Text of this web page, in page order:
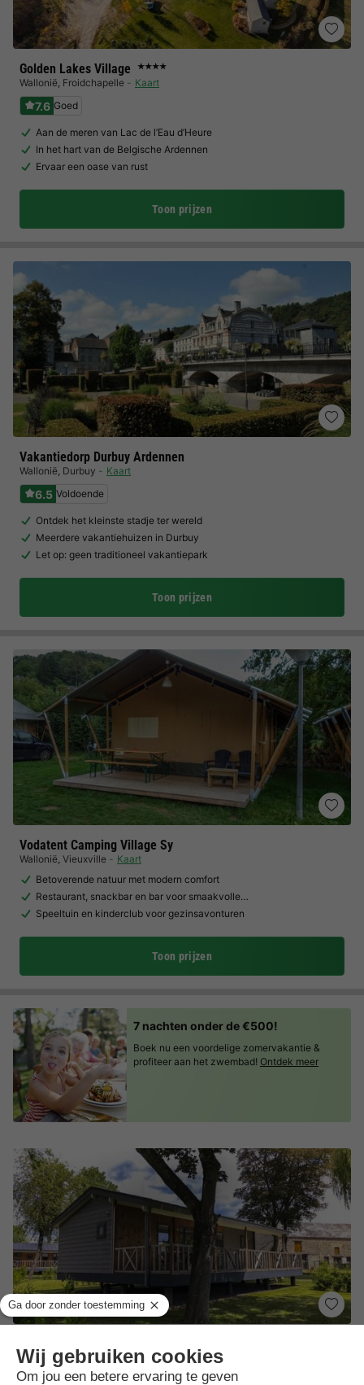
Golden Lakes Village ★★★★
Wallonië, Froidchapelle Kaart
7.6 Goed
Aan de meren van Lac de l’Eau d’Heure
In het hart van de Belgische Ardennen
Ervaar een oase van rust
Toon prijzen
Vakantiedorp Durbuy Ardennen
Wallonië, Durbuy Kaart
6.5 Voldoende
Ontdek het kleinste stadje ter wereld
Meerdere vakantiehuizen in Durbuy
Let op: geen traditioneel vakantiepark
Toon prijzen
Vodatent Camping Village Sy
Wallonië, Vieuxville
Kaart
Betoverende natuur met modern comfort
Restaurant, snackbar en bar voor smaakvolle…
Speeltuin en kinderclub voor gezinsavonturen
Toon prijzen
Wallonië, Hotton Kaart
9.3 Uitstekend
7 nachten onder de €500!
Boek nu een voordelige zomervakantie &
profiteer aan het zwembad! Ontdek meer